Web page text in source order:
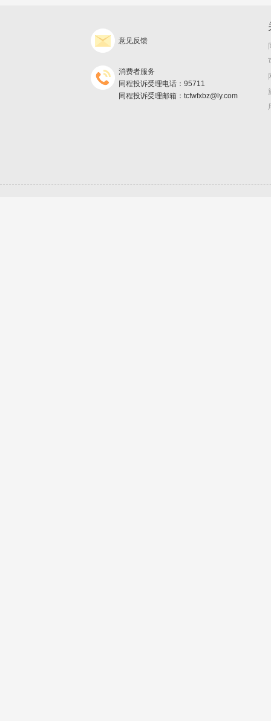
意见反馈
消费者服务
同程投诉受理电话：95711
同程投诉受理邮箱：tcfwfxbz@ly.com